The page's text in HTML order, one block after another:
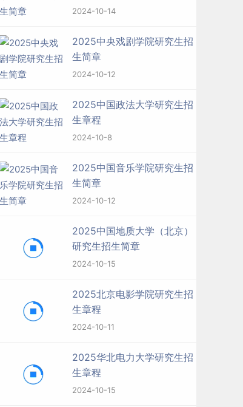
2024-10-14
2025中央戏剧学院研究生招
生简章
2024-10-12
2025中国政法大学研究生招
生章程
2024-10-8
2025中国音乐学院研究生招
生简章
2024-10-12
2025中国地质大学（北京）
研究生招生简章
2024-10-15
2025北京电影学院研究生招
生章程
2024-10-11
2025华北电力大学研究生招
生章程
2024-10-15